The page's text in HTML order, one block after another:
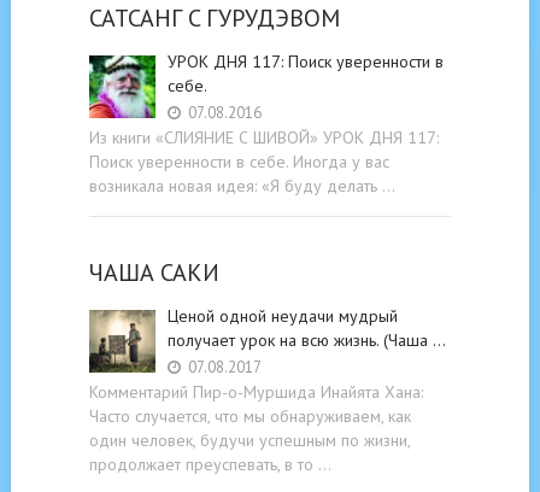
САТСАНГ C ГУРУДЭВОМ
УРОК ДНЯ 117: Поиск уверенности в
себе.
07.08.2016
Из книги «СЛИЯНИЕ С ШИВОЙ» УРОК ДНЯ 117:
Поиск уверенности в себе. Иногда у вас
возникала новая идея: «Я буду делать …
ЧАША САКИ
Ценой одной неудачи мудрый
получает урок на всю жизнь. (Чаша …
07.08.2017
Комментарий Пир-о-Муршида Инайята Хана:
Часто случается, что мы обнаруживаем, как
один человек, будучи успешным по жизни,
продолжает преуспевать, в то …